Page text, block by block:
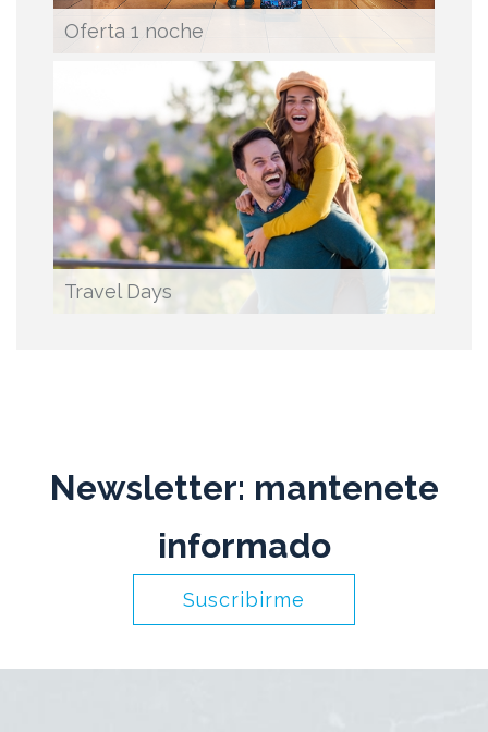
Oferta 1 noche
Travel Days
Newsletter: mantenete
informado
Suscribirme